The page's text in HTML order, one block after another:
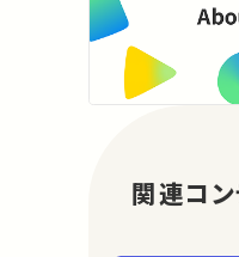
関連コ